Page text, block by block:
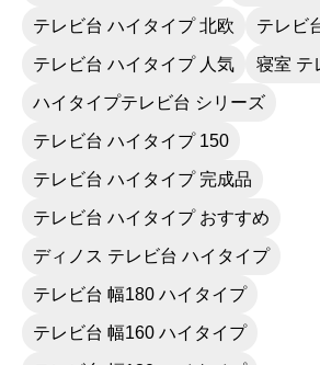
テレビ台 ハイタイプ 北欧 テレビ
テレビ台 ハイタイプ 人気 寝室 テ
ハイタイプテレビ台 シリーズ
テレビ台 ハイタイプ 150
テレビ台 ハイタイプ 完成品
テレビ台 ハイタイプ おすすめ
ディノス テレビ台 ハイタイプ
テレビ台 幅180 ハイタイプ
テレビ台 幅160 ハイタイプ